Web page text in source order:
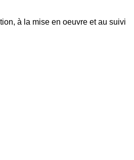
à la mise en oeuvre et au suivi